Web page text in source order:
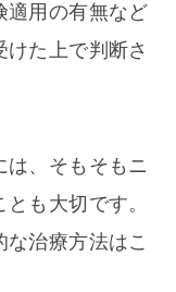
適用の有無など
た上で判断さ
は、そもそもニ
も大切です。
治療方法はこ